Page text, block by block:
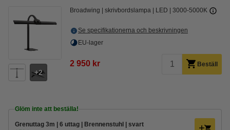
2
Broadwing skrivbordslampa LED 3000-5000K
Se specifikationerna och beskrivningen
EU-lager
2 950 kr Beställ
Glöm inte att beställa!
​​​​​​​Grenuttag 3m | 6 uttag | Brennenstuhl | svart